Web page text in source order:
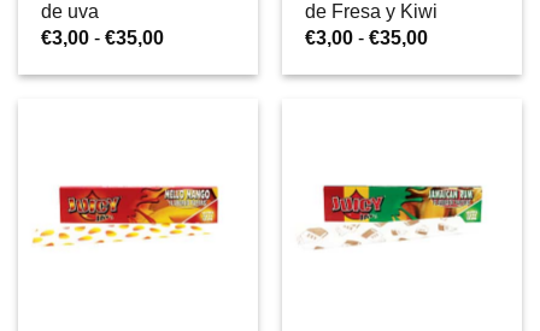
de uva
€3,00 - €35,00Rango
precios:
de Fresa y Kiwi
€3,00 - €35,00Rango
precios: